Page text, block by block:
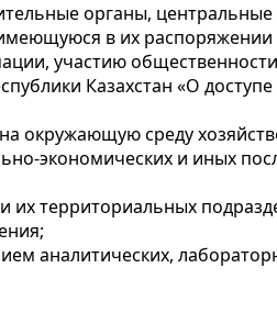
органы,
имеющуюся в их
участию
Казахстан «О
окружающую среду
экономических и иных
их территориальных
аналитических,